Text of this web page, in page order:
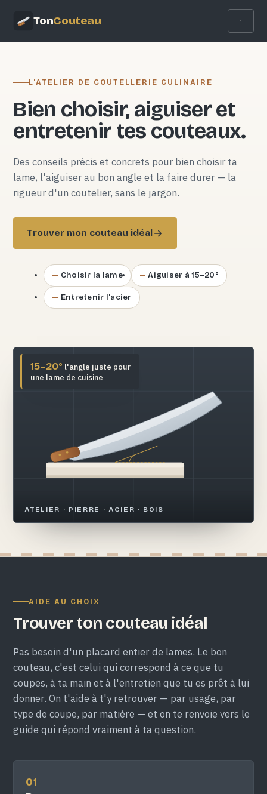
TonCouteau
L'ATELIER DE COUTELLERIE CULINAIRE
Bien choisir, aiguiser et
entretenir tes couteaux.
Des conseils précis et concrets pour bien choisir ta
lame, l'aiguiser au bon angle et la faire durer — la
rigueur d'un coutelier, sans le jargon.
Trouver mon couteau idéal
Choisir la lame Aiguiser à 15–20°
Entretenir l'acier
ATELIER · PIERRE · ACIER · BOIS
15–20° l'angle juste pour
une lame de cuisine
AIDE AU CHOIX
Trouver ton couteau idéal
Pas besoin d'un placard entier de lames. Le bon
couteau, c'est celui qui correspond à ce que tu
coupes, à ta main et à l'entretien que tu es prêt à lui
donner. On t'aide à t'y retrouver — par usage, par
type de coupe, par matière — et on te renvoie vers le
guide qui répond vraiment à ta question.
01